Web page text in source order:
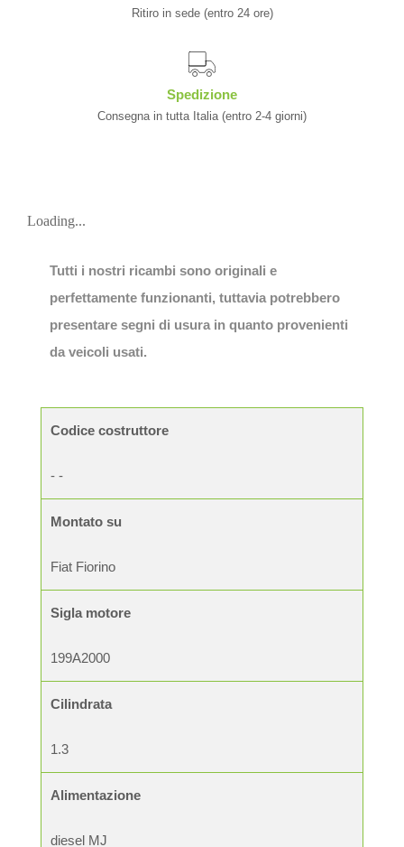
Ritiro in sede (entro 24 ore)
Spedizione
Consegna in tutta Italia (entro 2-4 giorni)
Loading...
Tutti i nostri ricambi sono originali e
perfettamente funzionanti, tuttavia potrebbero
presentare segni di usura in quanto provenienti
da veicoli usati.
Codice costruttore
- -
Montato su
Fiat Fiorino
Sigla motore
199A2000
Cilindrata
1.3
Alimentazione
diesel MJ